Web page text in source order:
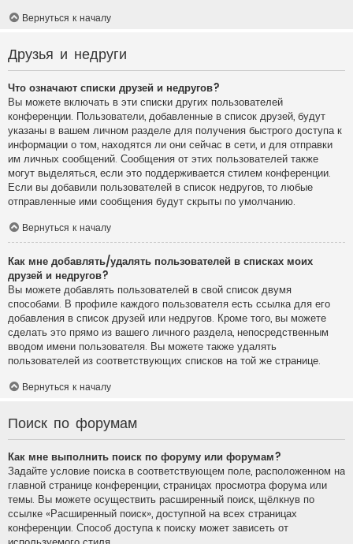
Вернуться к началу
Друзья и недруги
Что означают списки друзей и недругов?
Вы можете включать в эти списки других пользователей
конференции. Пользователи, добавленные в список друзей, будут
указаны в вашем личном разделе для получения быстрого доступа к
информации о том, находятся ли они сейчас в сети, и для отправки
им личных сообщений. Сообщения от этих пользователей также
могут выделяться, если это поддерживается стилем конференции.
Если вы добавили пользователей в список недругов, то любые
отправленные ими сообщения будут скрыты по умолчанию.
Вернуться к началу
Как мне добавлять/удалять пользователей в списках моих
друзей и недругов?
Вы можете добавлять пользователей в свой список двумя
способами. В профиле каждого пользователя есть ссылка для его
добавления в список друзей или недругов. Кроме того, вы можете
сделать это прямо из вашего личного раздела, непосредственным
вводом имени пользователя. Вы можете также удалять
пользователей из соответствующих списков на той же странице.
Вернуться к началу
Поиск по форумам
Как мне выполнить поиск по форуму или форумам?
Задайте условие поиска в соответствующем поле, расположенном на
главной странице конференции, страницах просмотра форума или
темы. Вы можете осуществить расширенный поиск, щёлкнув по
ссылке «Расширенный поиск», доступной на всех страницах
конференции. Способ доступа к поиску может зависеть от